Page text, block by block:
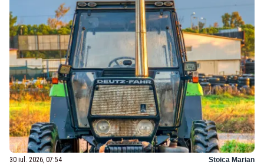
30 iul. 2026, 07:54 Stoica Marian